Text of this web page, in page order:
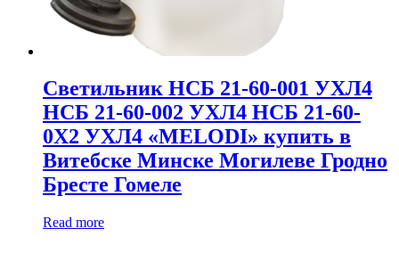
Светильник НСБ 21-60-001 УХЛ4
НСБ 21-60-002 УХЛ4 НСБ 21-60-
0Х2 УХЛ4 «MELODI» купить в
Витебске Минске Могилеве Гродно
Бресте Гомеле
Read more